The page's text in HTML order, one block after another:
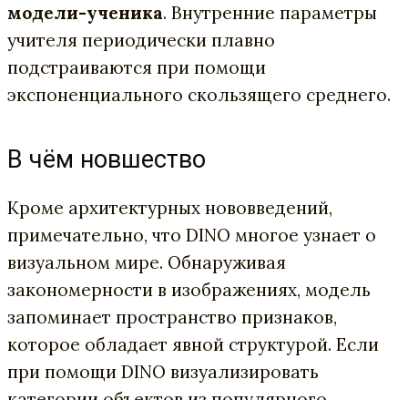
модели-ученика. Внутренние параметры
учителя периодически плавно
подстраиваются при помощи
экспоненциального скользящего среднего.
В чём новшество
Кроме архитектурных нововведений,
примечательно, что DINO многое узнает о
визуальном мире. Обнаруживая
закономерности в изображениях, модель
запоминает пространство признаков,
которое обладает явной структурой. Если
при помощи DINO визуализировать